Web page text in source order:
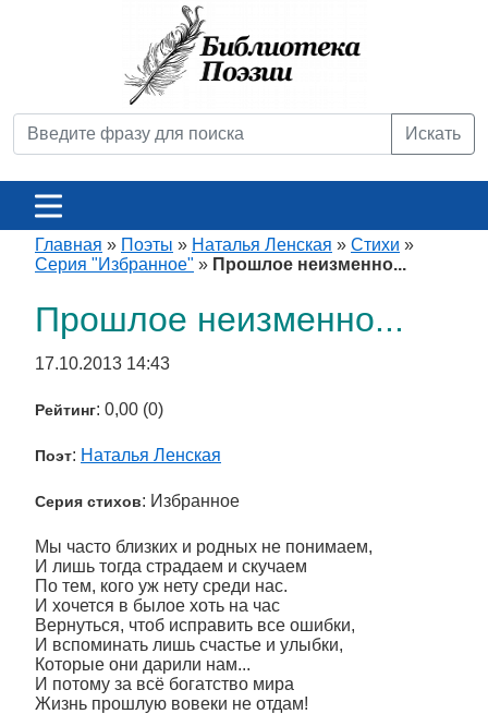
Искать
Главная » Поэты » Наталья Ленская » Стихи »
Серия "Избранное" » Прошлое неизменно...
Прошлое неизменно...
17.10.2013 14:43
Рейтинг: 0,00 (0)
Поэт: Наталья Ленская
Серия стихов: Избранное
Мы часто близких и родных не понимаем,
И лишь тогда страдаем и скучаем
По тем, кого уж нету среди нас.
И хочется в былое хоть на час
Вернуться, чтоб исправить все ошибки,
И вспоминать лишь счастье и улыбки,
Которые они дарили нам...
И потому за всё богатство мира
Жизнь прошлую вовеки не отдам!